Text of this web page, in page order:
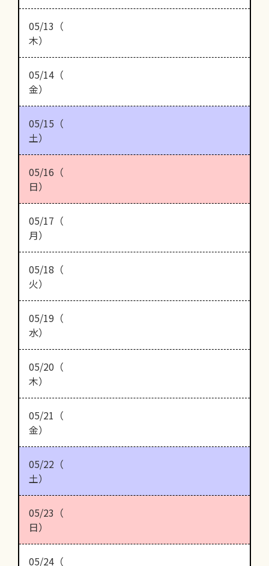
05/13（
木）
05/14（
金）
05/15（
土）
05/16（
日）
05/17（
月）
05/18（
火）
05/19（
水）
05/20（
木）
05/21（
金）
05/22（
土）
05/23（
日）
05/24（